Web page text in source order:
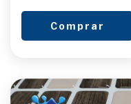
Comprar